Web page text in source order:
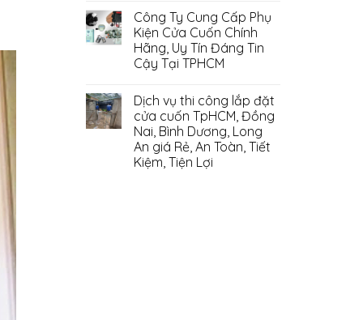
Công Ty Cung Cấp Phụ
Kiện Cửa Cuốn Chính
Hãng, Uy Tín Đáng Tin
Cậy Tại TPHCM
Dịch vụ thi công lắp đặt
cửa cuốn TpHCM, Đồng
Nai, Bình Dương, Long
An giá Rẻ, An Toàn, Tiết
Kiệm, Tiện Lợi